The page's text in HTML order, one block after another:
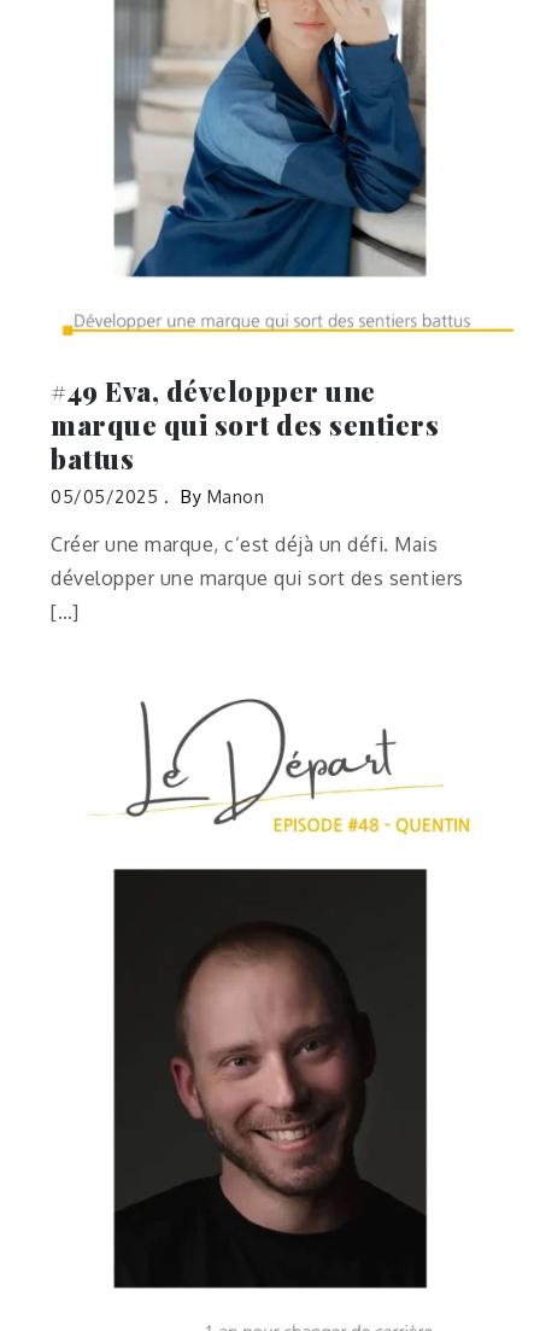
#49 Eva, développer une
marque qui sort des sentiers
battus
05/05/2025 By Manon
Créer une marque, c’est déjà un défi. Mais
développer une marque qui sort des sentiers
[…]